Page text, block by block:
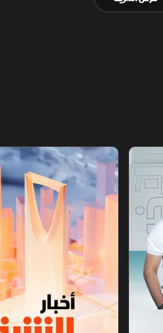
أخبار الشرق